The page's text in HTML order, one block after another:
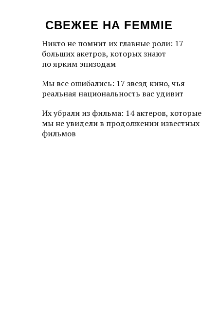
СВЕЖЕЕ НА FEMMIE
Никто не помнит их главные роли: 17
больших акетров, которых знают
по ярким эпизодам
Мы все ошибались: 17 звезд кино, чья
реальная национальность вас удивит
Их убрали из фильма: 14 актеров, которые
мы не увидели в продолжении известных
фильмов